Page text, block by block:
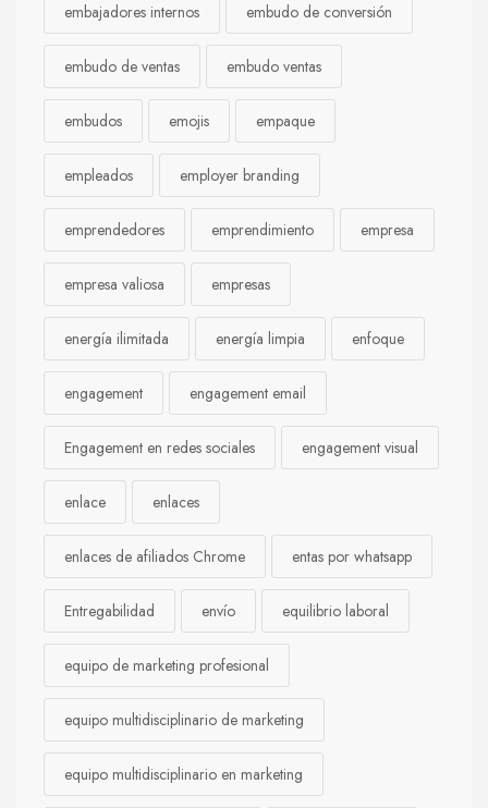
embajadores internos embudo de conversión
embudo de ventas embudo ventas
embudos emojis empaque
empleados employer branding
emprendedores emprendimiento empresa
empresa valiosa empresas
energía ilimitada energía limpia enfoque
engagement engagement email
Engagement en redes sociales engagement visual
enlace enlaces
enlaces de afiliados Chrome entas por whatsapp
Entregabilidad envío equilibrio laboral
equipo de marketing profesional
equipo multidisciplinario de marketing
equipo multidisciplinario en marketing